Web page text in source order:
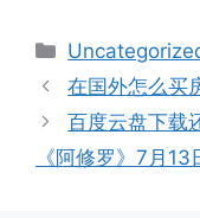
Categories
在国外怎么买
百度云盘下载
《阿修罗》7月13